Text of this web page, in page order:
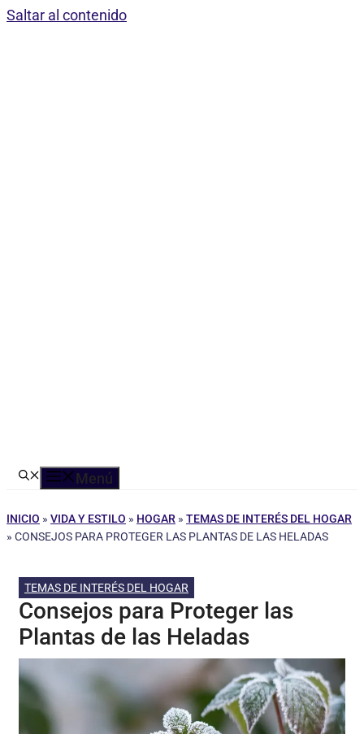
Saltar al contenido
Menú
INICIO » VIDA Y ESTILO » HOGAR » TEMAS DE INTERÉS DEL HOGAR
» CONSEJOS PARA PROTEGER LAS PLANTAS DE LAS HELADAS
TEMAS DE INTERÉS DEL HOGAR
Consejos para Proteger las
Plantas de las Heladas